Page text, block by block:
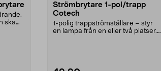
ska
Strömbrytare 1-pol/trapp
Cotech
1-polig trappströmställare – styr
en lampa från en eller två platser.